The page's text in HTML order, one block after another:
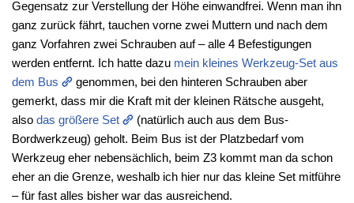
Gegensatz zur Verstellung der Höhe einwandfrei. Wenn man ihn
ganz zurück fährt, tauchen vorne zwei Muttern und nach dem
ganz Vorfahren zwei Schrauben auf – alle 4 Befestigungen
werden entfernt. Ich hatte dazu mein kleines Werkzeug-Set aus
dem Bus
genommen, bei den hinteren Schrauben aber
gemerkt, dass mir die Kraft mit der kleinen Rätsche ausgeht,
also das größere Set
(natürlich auch aus dem Bus-
Bordwerkzeug) geholt. Beim Bus ist der Platzbedarf vom
Werkzeug eher nebensächlich, beim Z3 kommt man da schon
eher an die Grenze, weshalb ich hier nur das kleine Set mitführe
– für fast alles bisher war das ausreichend.